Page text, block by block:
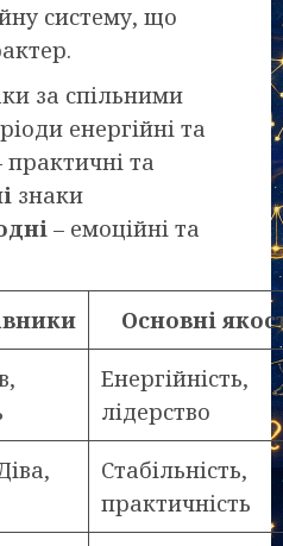
систему, що
за спільними
енергійні та
практичні та
знаки
– емоційні та
Основні
Енергійність,
лідерство
Стабільність,
практичність